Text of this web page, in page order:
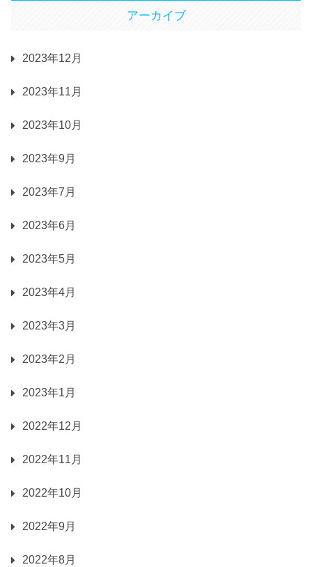
アーカイブ
2023年12月
2023年11月
2023年10月
2023年9月
2023年7月
2023年6月
2023年5月
2023年4月
2023年3月
2023年2月
2023年1月
2022年12月
2022年11月
2022年10月
2022年9月
2022年8月